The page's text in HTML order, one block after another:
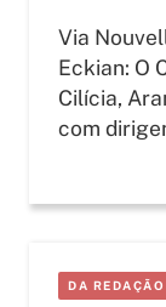
Via
Eckian: O
Cilícia,
com
DA REDAÇÃO